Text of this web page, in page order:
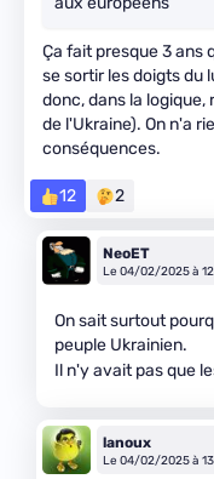
Ça fait presque 3 ans
se sortir les doigts du
donc, dans la
de l'Ukraine). On n'a
conséquences.
12 2
NeoET
Le 04/02/2025 à
On sait surtout
peuple Ukrainien.
Il n'y avait pas que
lanoux
Le 04/02/2025 à